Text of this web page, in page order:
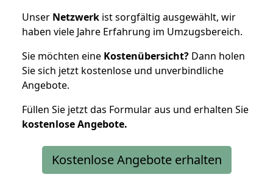
Unser Netzwerk ist sorgfältig ausgewählt, wir
haben viele Jahre Erfahrung im Umzugsbereich.
Sie möchten eine Kostenübersicht? Dann holen
Sie sich jetzt kostenlose und unverbindliche
Angebote.
Füllen Sie jetzt das Formular aus und erhalten Sie
kostenloseAngebote.
Kostenlose Angebote erhalten